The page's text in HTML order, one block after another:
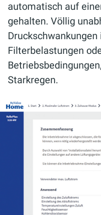
automatisch auf
gehalten. Völlig
Filterbelastungen
Starkregen.